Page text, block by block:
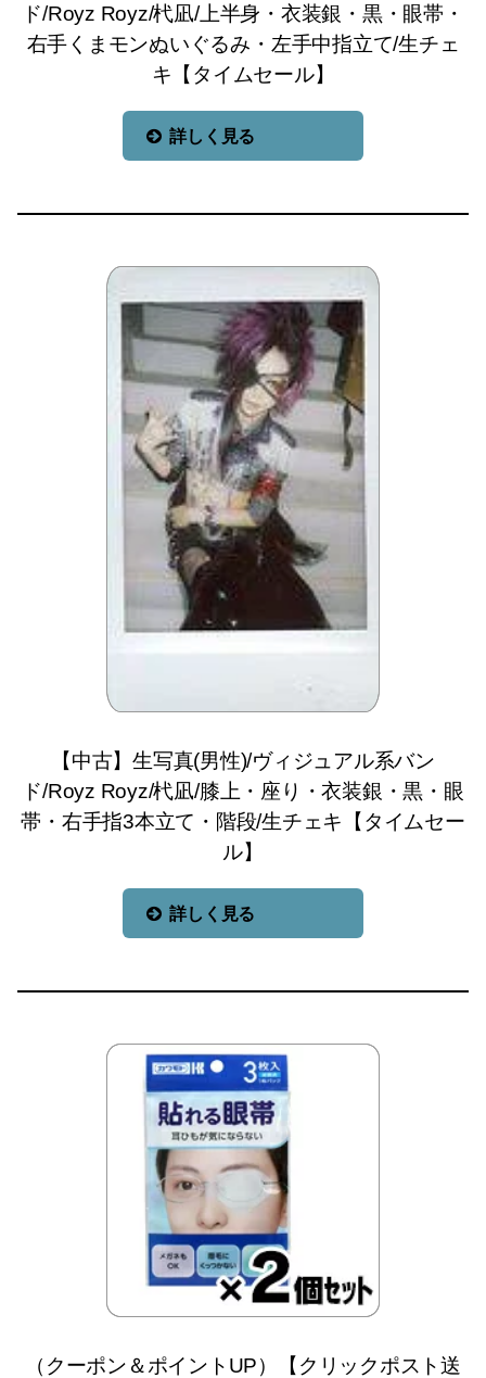
ド/Royz Royz/杙凪/上半身・衣装銀・黒・眼帯・
右手くまモンぬいぐるみ・左手中指立て/生チェ
キ【タイムセール】
詳しく見る
【中古】生写真(男性)/ヴィジュアル系バン
ド/Royz Royz/杙凪/膝上・座り・衣装銀・黒・眼
帯・右手指3本立て・階段/生チェキ【タイムセー
ル】
詳しく見る
（クーポン＆ポイントUP）【クリックポスト送